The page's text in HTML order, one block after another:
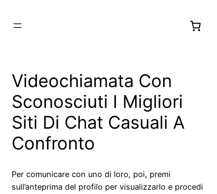
Videochiamata Con
Sconosciuti I Migliori
Siti Di Chat Casuali A
Confronto
Per comunicare con uno di loro, poi, premi
sull’anteprima del profilo per visualizzarlo e procedi